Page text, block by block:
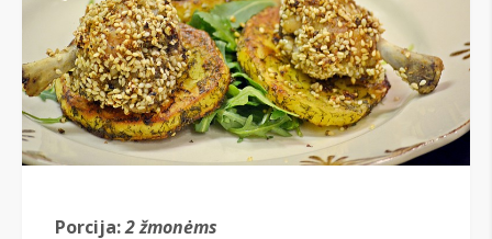
Porcija:2 žmonėms